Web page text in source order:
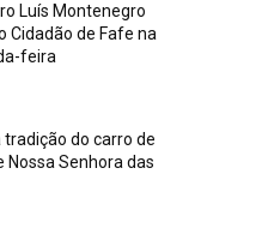
Luís Montenegro
Cidadão de Fafe na
feira
tradição do carro de
Nossa Senhora das